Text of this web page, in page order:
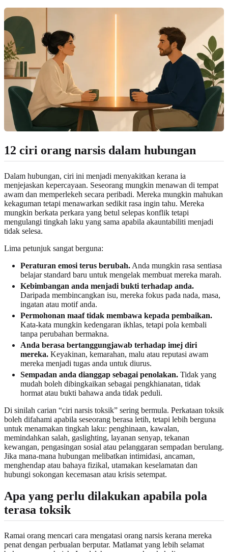
12 ciri orang narsis dalam hubungan
Dalam hubungan, ciri ini menjadi menyakitkan kerana ia
menjejaskan kepercayaan. Seseorang mungkin menawan di tempat
awam dan memperlekeh secara peribadi. Mereka mungkin mahukan
kekaguman tetapi menawarkan sedikit rasa ingin tahu. Mereka
mungkin berkata perkara yang betul selepas konflik tetapi
mengulangi tingkah laku yang sama apabila akauntabiliti menjadi
tidak selesa.
Lima petunjuk sangat berguna:
Peraturan emosi terus berubah. Anda mungkin rasa sentiasa
belajar standard baru untuk mengelak membuat mereka marah.
Kebimbangan anda menjadi bukti terhadap anda.
Daripada membincangkan isu, mereka fokus pada nada, masa,
ingatan atau motif anda.
Permohonan maaf tidak membawa kepada pembaikan.
Kata-kata mungkin kedengaran ikhlas, tetapi pola kembali
tanpa perubahan bermakna.
Anda berasa bertanggungjawab terhadap imej diri
mereka. Keyakinan, kemarahan, malu atau reputasi awam
mereka menjadi tugas anda untuk diurus.
Sempadan anda dianggap sebagai penolakan. Tidak yang
mudah boleh dibingkaikan sebagai pengkhianatan, tidak
hormat atau bukti bahawa anda tidak peduli.
Di sinilah carian “ciri narsis toksik” sering bermula. Perkataan toksik
boleh difahami apabila seseorang berasa letih, tetapi lebih berguna
untuk menamakan tingkah laku: penghinaan, kawalan,
memindahkan salah, gaslighting, layanan senyap, tekanan
kewangan, pengasingan sosial atau pelanggaran sempadan berulang.
Jika mana-mana hubungan melibatkan intimidasi, ancaman,
menghendap atau bahaya fizikal, utamakan keselamatan dan
hubungi sokongan kecemasan atau krisis setempat.
Apa yang perlu dilakukan apabila pola
terasa toksik
Ramai orang mencari cara mengatasi orang narsis kerana mereka
penat dengan perbualan berputar. Matlamat yang lebih selamat